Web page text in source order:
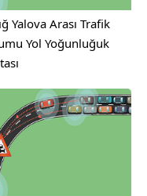
Yalova Arası Trafik
Yol Yoğunluğuk